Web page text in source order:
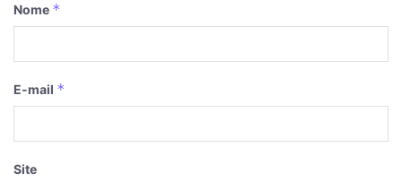
Nome *
E-mail *
Site